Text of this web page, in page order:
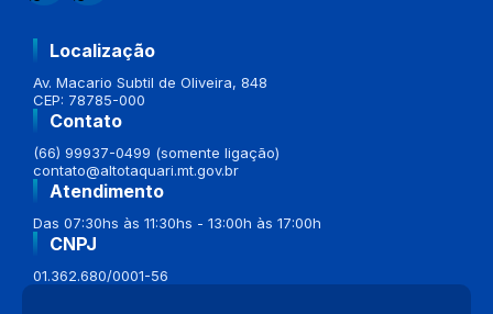
Localização
Av. Macario Subtil de Oliveira, 848
CEP: 78785-000
Contato
(66) 99937-0499 (somente ligação)
contato@altotaquari.mt.gov.br
Atendimento
Das 07:30hs às 11:30hs - 13:00h às 17:00h
CNPJ
01.362.680/0001-56